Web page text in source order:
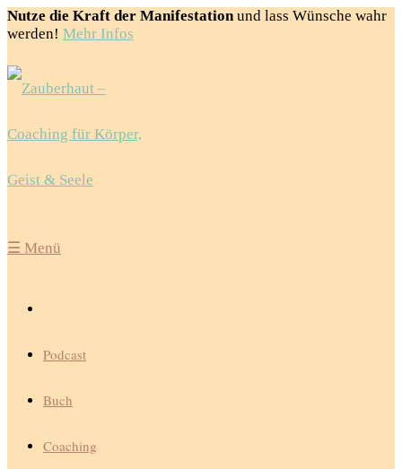
Nutze die Kraft der Manifestationund lass Wünsche wahr
werden! Mehr Infos
☰ Menü
Podcast
Buch
Coaching